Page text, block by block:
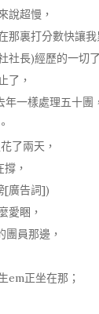
說超慢，
那裏打分數快讓我
社長)經歷的一切
了，
一樣處理五十團
了兩天，
，
[廣告詞])
愛睏，
員那邊，
em正坐在那；